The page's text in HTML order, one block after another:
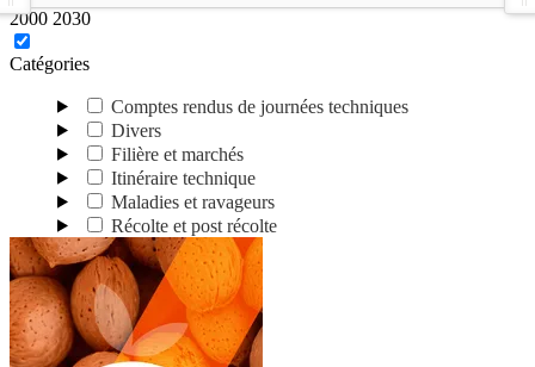
2000 2030
Catégories
Comptes rendus de journées techniques
Divers
Filière et marchés
Itinéraire technique
Maladies et ravageurs
Récolte et post récolte